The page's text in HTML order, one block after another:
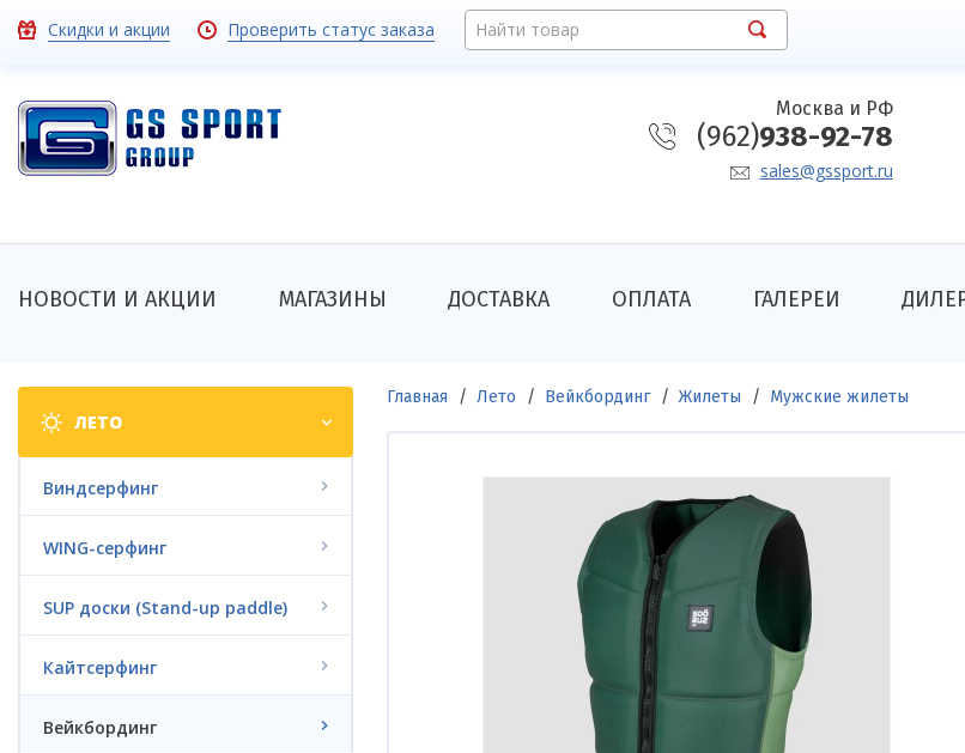
Toolbar
Скидки и акции Проверить статус заказа Найти товар
Москва и РФ
(962)938-92-78
sales@gssport.ru
Основная
НОВОСТИ И АКЦИИ МАГАЗИНЫ ДОСТАВКА ОПЛАТА ГАЛЕРЕИ
categories
ЛЕТО
Виндсерфинг
WING-серфинг
SUP доски (Stand-up paddle)
Кайтсерфинг
Вейкбординг
Строка
навигации
Главная Лето Вейкбординг Жилеты Мужские жилеты